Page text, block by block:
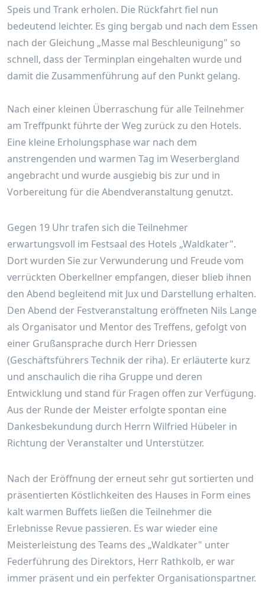
Speis und Trank erholen. Die Rückfahrt fiel nun
bedeutend leichter. Es ging bergab und nach dem Essen
nach der Gleichung „Masse mal Beschleunigung" so
schnell, dass der Terminplan eingehalten wurde und
damit die Zusammenführung auf den Punkt gelang.
Nach einer kleinen Überraschung für alle Teilnehmer
am Treffpunkt führte der Weg zurück zu den Hotels.
Eine kleine Erholungsphase war nach dem
anstrengenden und warmen Tag im Weserbergland
angebracht und wurde ausgiebig bis zur und in
Vorbereitung für die Abendveranstaltung genutzt.
Gegen 19 Uhr trafen sich die Teilnehmer
erwartungsvoll im Festsaal des Hotels „Waldkater".
Dort wurden Sie zur Verwunderung und Freude vom
verrückten Oberkellner empfangen, dieser blieb ihnen
den Abend begleitend mit Jux und Darstellung erhalten.
Den Abend der Festveranstaltung eröffneten Nils Lange
als Organisator und Mentor des Treffens, gefolgt von
einer Grußansprache durch Herr Driessen
(Geschäftsführers Technik der riha). Er erläuterte kurz
und anschaulich die riha Gruppe und deren
Entwicklung und stand für Fragen offen zur Verfügung.
Aus der Runde der Meister erfolgte spontan eine
Dankesbekundung durch Herrn Wilfried Hübeler in
Richtung der Veranstalter und Unterstützer.
Nach der Eröffnung der erneut sehr gut sortierten und
präsentierten Köstlichkeiten des Hauses in Form eines
kalt warmen Buffets ließen die Teilnehmer die
Erlebnisse Revue passieren. Es war wieder eine
Meisterleistung des Teams des „Waldkater" unter
Federführung des Direktors, Herr Rathkolb, er war
immer präsent und ein perfekter Organisationspartner.